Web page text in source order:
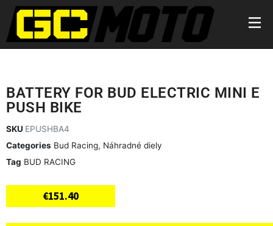
BATTERY FOR BUD ELECTRIC MINI E
PUSH BIKE
SKU EPUSHBA4
Categories Bud Racing, Náhradné diely
Tag BUD RACING
€151.40